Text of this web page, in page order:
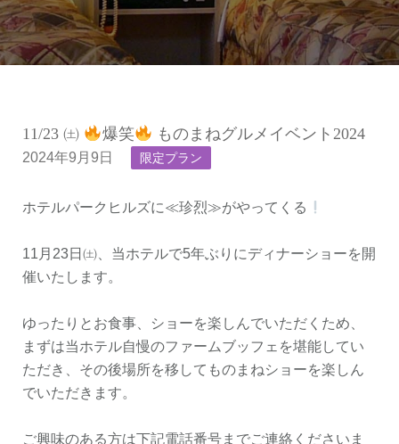
11/23 ㈯ 爆笑 ものまねグルメイベント2024
2024年9月9日 限定プラン
ホテルパークヒルズに≪珍烈≫がやってくる
11月23日㈯、当ホテルで5年ぶりにディナーショーを開
催いたします。
ゆったりとお食事、ショーを楽しんでいただくため、
まずは当ホテル自慢のファームブッフェを堪能してい
ただき、その後場所を移してものまねショーを楽しん
でいただきます。
ご興味のある方は下記電話番号までご連絡くださいま